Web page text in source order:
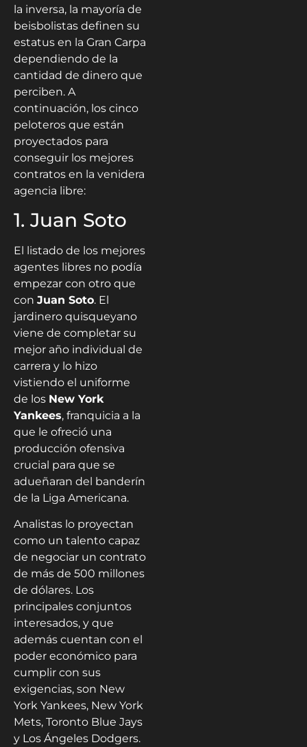
la inversa, la mayoría de
beisbolistas definen su
estatus en la Gran Carpa
dependiendo de la
cantidad de dinero que
perciben. A
continuación, los cinco
peloteros que están
proyectados para
conseguir los mejores
contratos en la venidera
agencia libre:
1. Juan Soto
El listado de los mejores
agentes libres no podía
empezar con otro que
con Juan Soto. El
jardinero quisqueyano
viene de completar su
mejor año individual de
carrera y lo hizo
vistiendo el uniforme
de los New York
Yankees, franquicia a la
que le ofreció una
producción ofensiva
crucial para que se
adueñaran del banderín
de la Liga Americana.
Analistas lo proyectan
como un talento capaz
de negociar un contrato
de más de 500 millones
de dólares. Los
principales conjuntos
interesados, y que
además cuentan con el
poder económico para
cumplir con sus
exigencias, son New
York Yankees, New York
Mets, Toronto Blue Jays
y Los Ángeles Dodgers.